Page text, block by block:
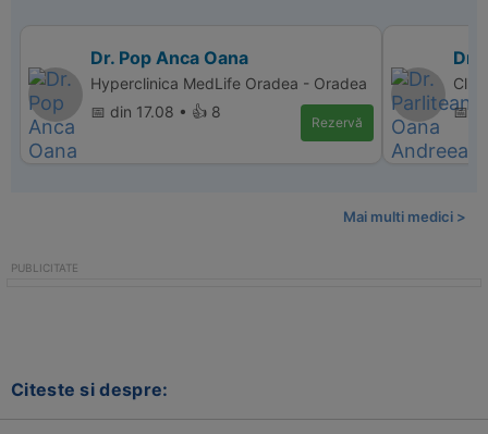
Dr. Pop Anca Oana
Hyperclinica MedLife Oradea - Oradea
📅 din 17.08 • 👍 8
Rezervă
Dr.
📅
Mai multi medici >
Citeste si despre: